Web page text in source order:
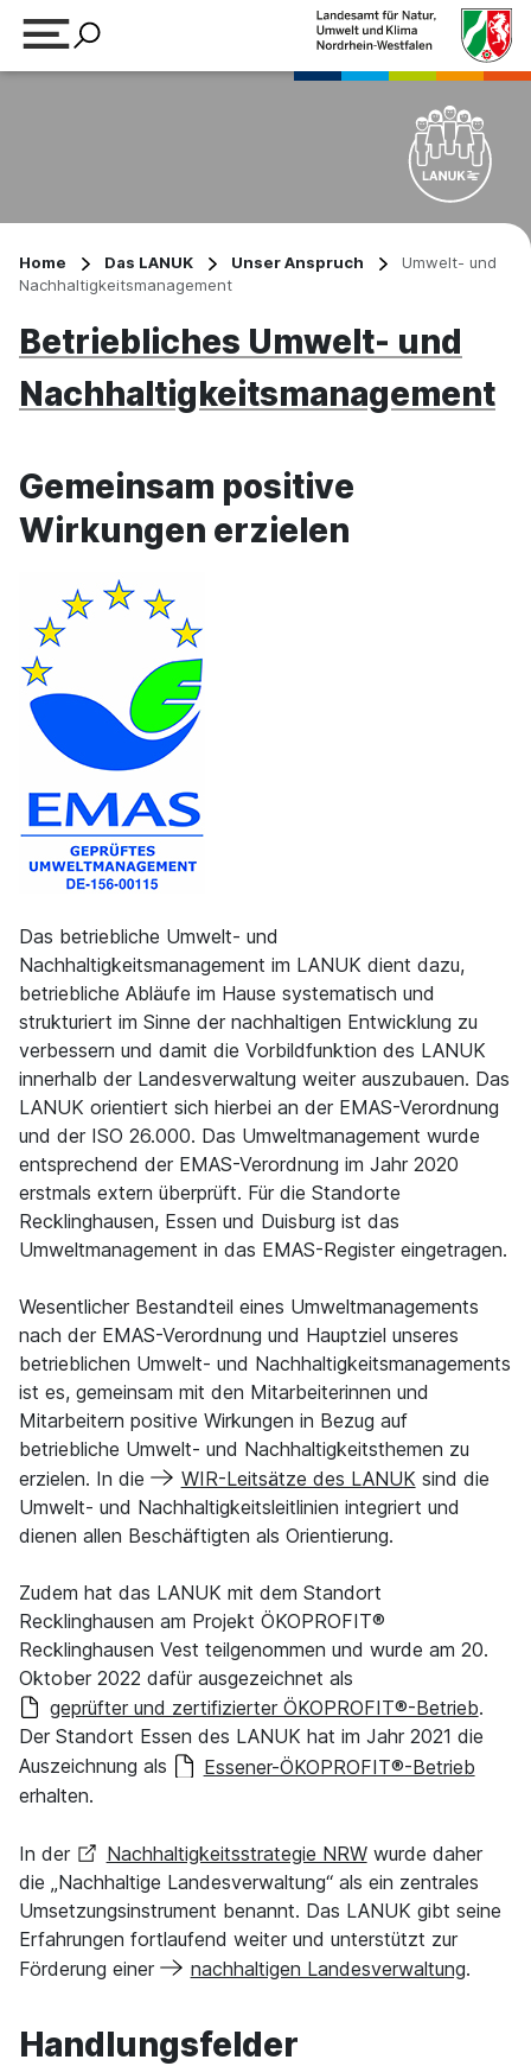
Home Das LANUK Unser Anspruch
Umwelt- und
Nachhaltigkeitsmanagement
Betriebliches Umwelt- und
Nachhaltigkeitsmanagement
Gemeinsam positive
Wirkungen erzielen
Das betriebliche Umwelt- und
Nachhaltigkeitsmanagement im LANUK dient dazu,
betriebliche Abläufe im Hause systematisch und
strukturiert im Sinne der nachhaltigen Entwicklung zu
verbessern und damit die Vorbildfunktion des LANUK
innerhalb der Landesverwaltung weiter auszubauen. Das
LANUK orientiert sich hierbei an der EMAS-Verordnung
und der ISO 26.000. Das Umweltmanagement wurde
entsprechend der EMAS-Verordnung im Jahr 2020
erstmals extern überprüft. Für die Standorte
Recklinghausen, Essen und Duisburg ist das
Umweltmanagement in das EMAS-Register eingetragen.
Wesentlicher Bestandteil eines Umweltmanagements
nach der EMAS-Verordnung und Hauptziel unseres
betrieblichen Umwelt- und Nachhaltigkeitsmanagements
ist es, gemeinsam mit den Mitarbeiterinnen und
Mitarbeitern positive Wirkungen in Bezug auf
betriebliche Umwelt- und Nachhaltigkeitsthemen zu
erzielen. In die
WIR-Leitsätze des LANUK sind die
Umwelt- und Nachhaltigkeitsleitlinien integriert und
dienen allen Beschäftigten als Orientierung.
Zudem hat das LANUK mit dem Standort
Recklinghausen am Projekt ÖKOPROFIT®
Recklinghausen Vest teilgenommen und wurde am 20.
Oktober 2022 dafür ausgezeichnet als
geprüfter und zertifizierter ÖKOPROFIT®-Betrieb.
Der Standort Essen des LANUK hat im Jahr 2021 die
Auszeichnung als
Essener-ÖKOPROFIT®-Betrieb
erhalten.
In der Nachhaltigkeitsstrategie NRWwurde daher
die „Nachhaltige Landesverwaltung“ als ein zentrales
Umsetzungsinstrument benannt. Das LANUK gibt seine
Erfahrungen fortlaufend weiter und unterstützt zur
Förderung einer
nachhaltigen Landesverwaltung.
Handlungsfelder